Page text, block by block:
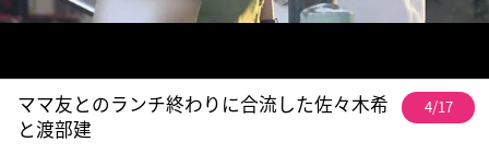
ママ友とのランチ終わりに合流した佐々木希
と渡部建
4/17